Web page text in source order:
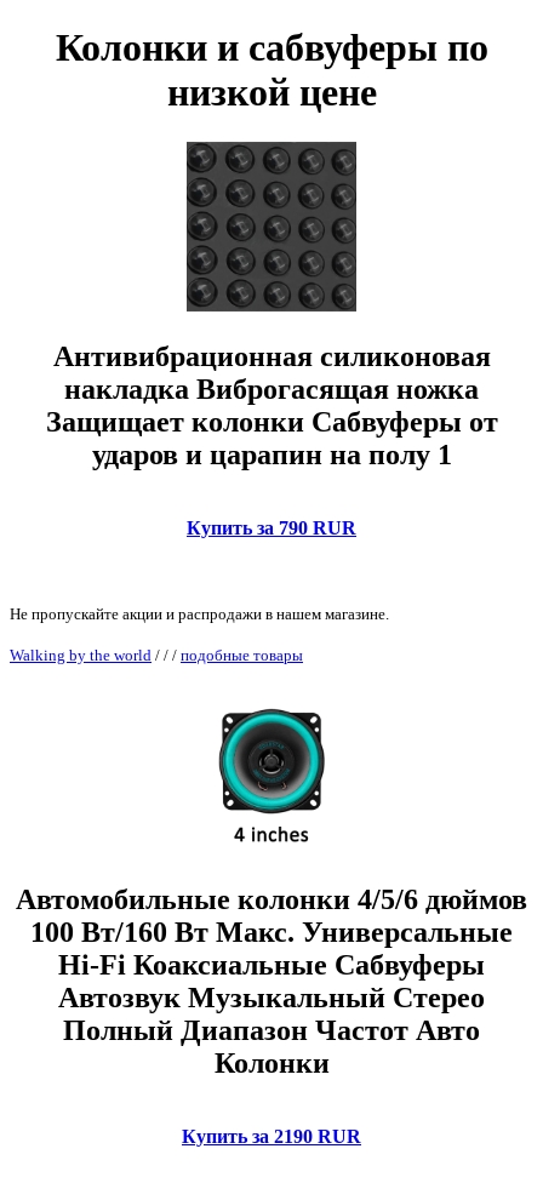
Колонки и сабвуферы по
низкой цене
Антивибрационная силиконовая
накладка Виброгасящая ножка
Защищает колонки Сабвуферы от
ударов и царапин на полу 1
Купить за 790 RUR
Не пропускайте акции и распродажи в нашем магазине.
Walking by the world / / / подобные товары
Автомобильные колонки 4/5/6 дюймов
100 Вт/160 Вт Макс. Универсальные
Hi-Fi Коаксиальные Сабвуферы
Автозвук Музыкальный Стерео
Полный Диапазон Частот Авто
Колонки
Купить за 2190 RUR